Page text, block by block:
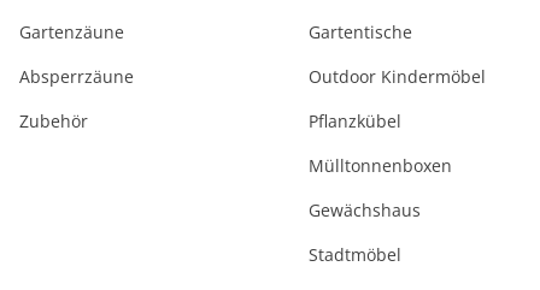
Gartenzäune
Absperrzäune
Zubehör
Gartentische
Outdoor Kindermöbel
Pflanzkübel
Mülltonnenboxen
Gewächshaus
Stadtmöbel